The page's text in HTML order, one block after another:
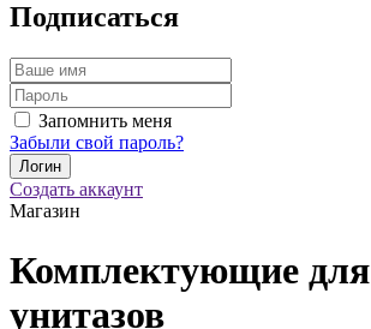
Подписаться
Запомнить меня
Забыли свой пароль?
Создать аккаунт
Магазин
Комплектующие для
унитазов